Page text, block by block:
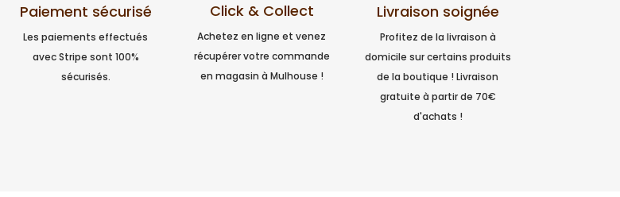
Paiement sécurisé
Les paiements effectués
avec Stripe sont 100%
sécurisés.
Click & Collect
Achetez en ligne et venez
récupérer votre commande
en magasin à Mulhouse !
Livraison soignée
Profitez de la livraison à
domicile sur certains produits
de la boutique ! Livraison
gratuite à partir de 70€
d'achats !